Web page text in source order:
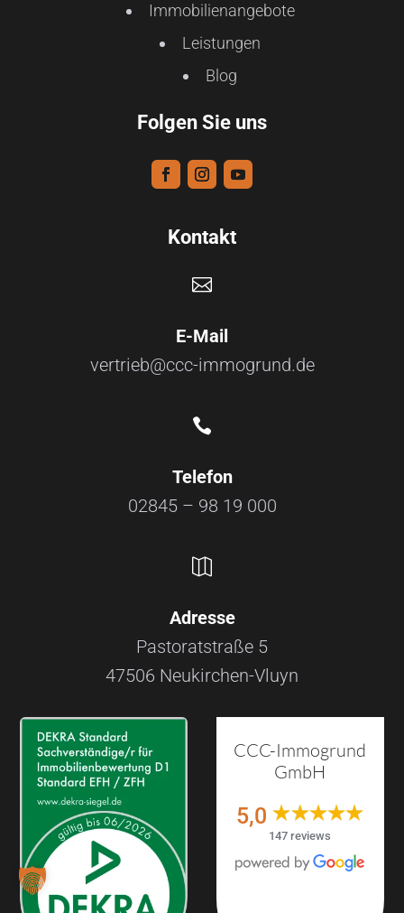
Immobilienangebote
Leistungen
Blog
Folgen Sie uns
Kontakt

E-Mail
vertrieb@ccc-immogrund.de

Telefon
02845 – 98 19 000

Adresse
Pastoratstraße 5
47506 Neukirchen-Vluyn
CCC-Immogrund
GmbH
5,0
147 reviews